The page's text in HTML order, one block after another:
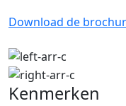
Download de
Kenmerken